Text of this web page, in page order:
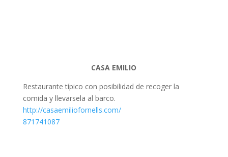
CASA EMILIO
Restaurante típico con posibilidad de recoger la
comida y llevarsela al barco.
http://casaemiliofornells.com/
871741087